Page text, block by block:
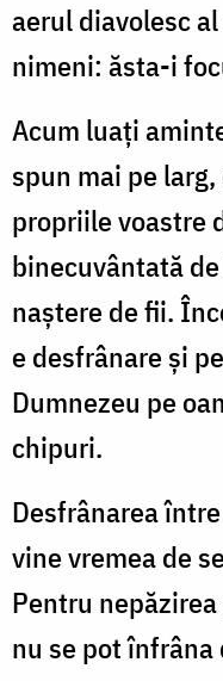
aerul diavolesc
nimeni: ăsta-i
Acum luaţi
spun mai pe
propriile voastre
binecuvântată
naştere de fii.
e desfrânare şi
Dumnezeu pe
chipuri.
Desfrânarea
vine vremea de
Pentru
nu se pot